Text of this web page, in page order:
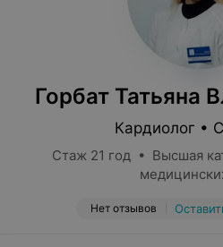
Горбат Татьяна
Кардиолог •
Стаж 21 год • Высшая
Нет отзывов